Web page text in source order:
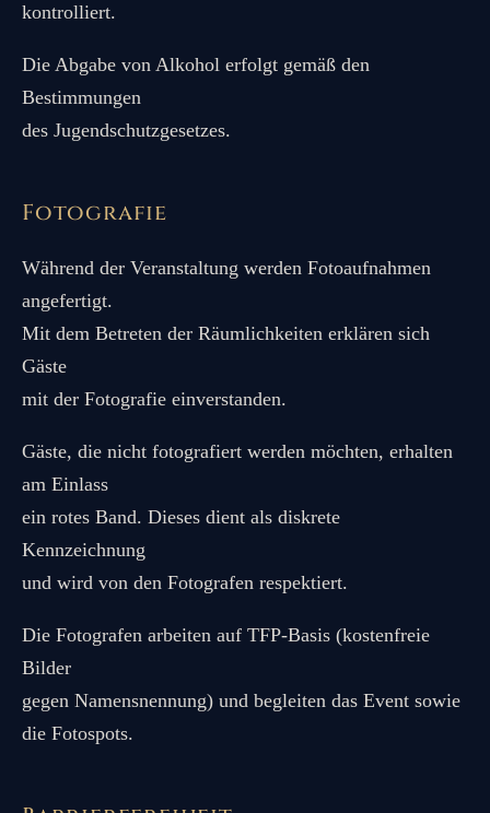
kontrolliert.
Die Abgabe von Alkohol erfolgt gemäß den
Bestimmungen
des Jugendschutzgesetzes.
Fotografie
Während der Veranstaltung werden Fotoaufnahmen
angefertigt.
Mit dem Betreten der Räumlichkeiten erklären sich
Gäste
mit der Fotografie einverstanden.
Gäste, die nicht fotografiert werden möchten, erhalten
am Einlass
ein rotes Band. Dieses dient als diskrete
Kennzeichnung
und wird von den Fotografen respektiert.
Die Fotografen arbeiten auf TFP-Basis (kostenfreie
Bilder
gegen Namensnennung) und begleiten das Event sowie
die Fotospots.